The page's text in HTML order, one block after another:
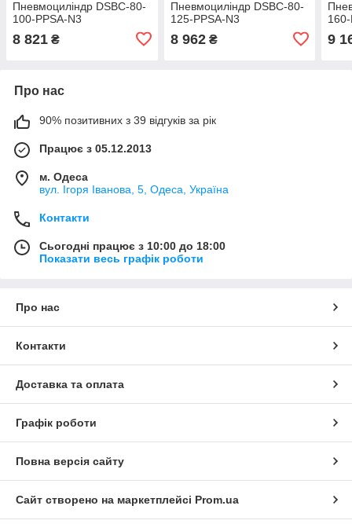
Пневмоциліндр DSBC-80-
100-PPSA-N3
8 821 ₴
Пневмоциліндр DSBC-80-
125-PPSA-N3
8 962₴ 9
Про нас
90% позитивних з 39 відгуків за рік
Працює з 05.12.2013
м. Одеса
вул. Ігоря Іванова, 5, Одеса, Україна
Контакти
Сьогодні працює з 10:00 до 18:00
Показати весь графік роботи
Про нас
Контакти
Доставка та оплата
Графік роботи
Повна версія сайту
Сайт створено на маркетплейсі Prom.ua